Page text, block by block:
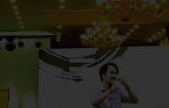
ngay
toán xây
x